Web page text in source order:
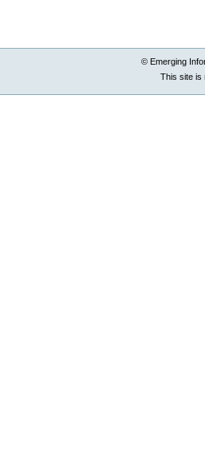
© Emerging
This site is